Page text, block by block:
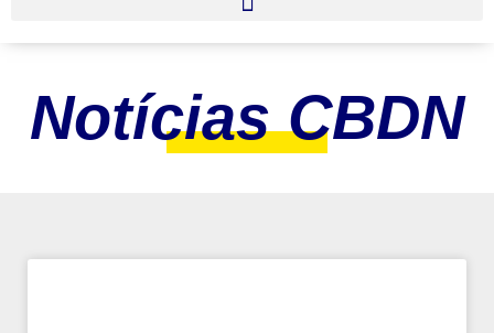
Notícias CBDN